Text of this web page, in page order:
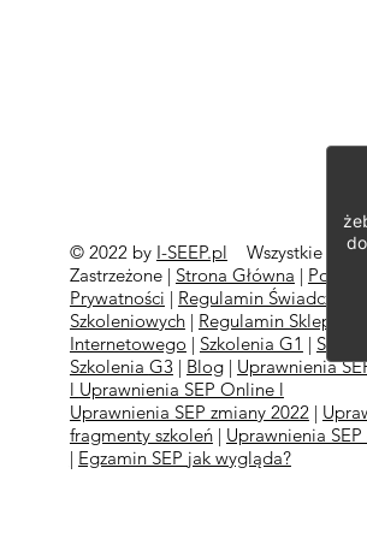
© 2022 by I-SEEP.pl
Wszystkie
Zastrzeżone | Strona Główna |
Prywatności | Regulamin Świadczeń
Szkoleniowych| Regulamin Sklepu
Internetowego | Szkolenia G1 |
Szkolenia G3 | Blog| Uprawnienia
l Uprawnienia SEP Online l
Uprawnienia SEP zmiany 2022 |
fragmenty szkoleń | Uprawnienia SEP
| Egzamin SEP jak wygląda?